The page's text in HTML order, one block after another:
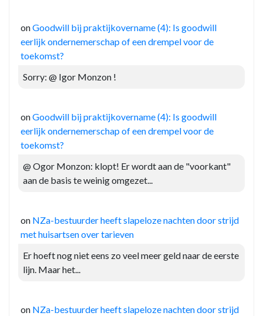
onGoodwill bij praktijkovername (4): Is goodwill
eerlijk ondernemerschap of een drempel voor de
toekomst?
Sorry: @ Igor Monzon !
onGoodwill bij praktijkovername (4): Is goodwill
eerlijk ondernemerschap of een drempel voor de
toekomst?
@ Ogor Monzon: klopt! Er wordt aan de "voorkant"
aan de basis te weinig omgezet...
on NZa-bestuurder heeft slapeloze nachten door strijd
met huisartsen over tarieven
Er hoeft nog niet eens zo veel meer geld naar de eerste
lijn. Maar het...
on NZa-bestuurder heeft slapeloze nachten door strijd